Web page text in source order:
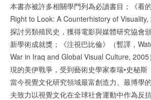
本書亦被許多相關學門列為必讀書目；《看
Right to Look: A Counterhistory of
探討另類殖民史，獲得電影與媒體研究協會
新學術成就獎；《注視巴比倫》（暫譯，
War in Iraq and Global Visual Culture,
現的美伊戰爭，受到藝術史學家泰瑞•史秘
當今視覺文化研究領域最富創造力、最博學
夫致力以視覺文化在全球社會運動中作為反